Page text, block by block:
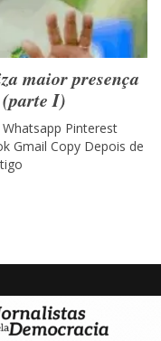
maior presença
I)
Pinterest
Gmail Copy Depois de